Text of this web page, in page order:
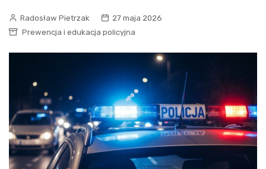
Radosław Pietrzak
27 maja 2026
Prewencja i edukacja policyjna